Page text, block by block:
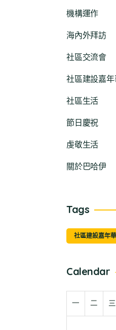
機構運作
海內外拜訪
社區交流會
社區建設嘉
社區生活
節日慶祝
虔敬生活
關於巴哈伊
Tags
社區建設嘉年華
Calendar
一 二 三